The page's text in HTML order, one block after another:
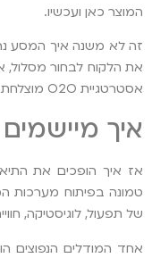
המוצר כאן ועכשיו.
זה לא משנה איך המסע
את הלקוח לבחור מסלול,
אסטרטגיית O2O מוצלחת מונעת חיכוכים ולכן היא מנצחת.
איך מיישמים O2O בפועל?
אז איך הופכים את
של תפעול, לוגיסטיקה,
אחד המודלים הנפוצים